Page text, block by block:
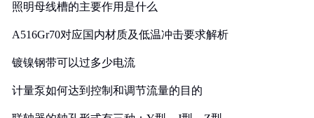
照明母线槽的主要作用是什么
A516Gr70对应国内材质及低温冲击要求解析
镀镍钢带可以过多少电流
计量泵如何达到控制和调节流量的目的